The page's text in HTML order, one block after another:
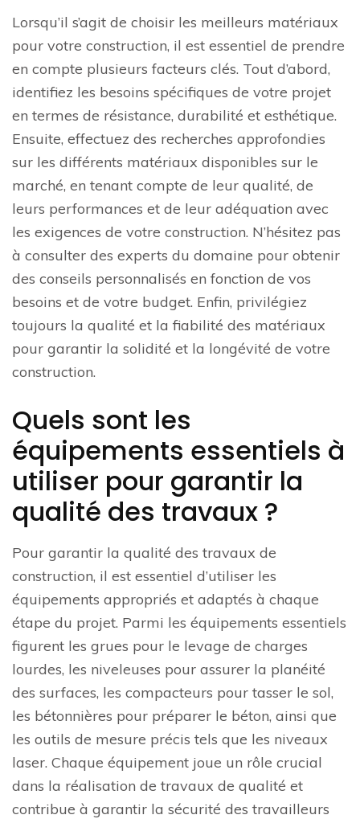
Lorsqu’il s’agit de choisir les meilleurs matériaux
pour votre construction, il est essentiel de prendre
en compte plusieurs facteurs clés. Tout d’abord,
identifiez les besoins spécifiques de votre projet
en termes de résistance, durabilité et esthétique.
Ensuite, effectuez des recherches approfondies
sur les différents matériaux disponibles sur le
marché, en tenant compte de leur qualité, de
leurs performances et de leur adéquation avec
les exigences de votre construction. N’hésitez pas
à consulter des experts du domaine pour obtenir
des conseils personnalisés en fonction de vos
besoins et de votre budget. Enfin, privilégiez
toujours la qualité et la fiabilité des matériaux
pour garantir la solidité et la longévité de votre
construction.
Quels sont les
équipements essentiels à
utiliser pour garantir la
qualité des travaux ?
Pour garantir la qualité des travaux de
construction, il est essentiel d’utiliser les
équipements appropriés et adaptés à chaque
étape du projet. Parmi les équipements essentiels
figurent les grues pour le levage de charges
lourdes, les niveleuses pour assurer la planéité
des surfaces, les compacteurs pour tasser le sol,
les bétonnières pour préparer le béton, ainsi que
les outils de mesure précis tels que les niveaux
laser. Chaque équipement joue un rôle crucial
dans la réalisation de travaux de qualité et
contribue à garantir la sécurité des travailleurs